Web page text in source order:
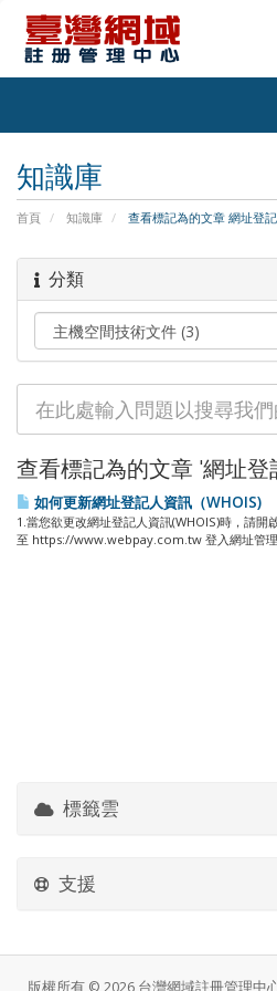
知識庫
首頁 知識庫 查看標記為的文章 網址登
分類
查看標記為的文章 '網址登
如何更新網址登記人資訊（WHOIS)
1.當您欲更改網址登記人資訊(WHOIS)時，請開
至 https://www.webpay.com.tw 登入網址管
標籤雲
支援
版權所有 © 2026 台灣網域註冊管理中